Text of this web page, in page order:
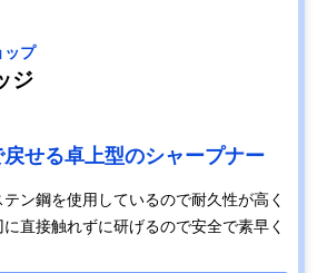
ップ
ジ
せる卓上型のシャープナー
ン鋼を使用しているので耐久性が高く
直接触れずに研げるので安全で素早く